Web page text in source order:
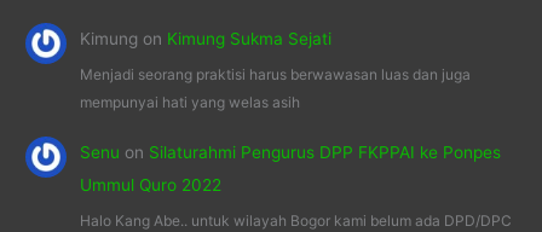
Kimung on Kimung Sukma Sejati
Menjadi seorang praktisi harus berwawasan luas dan juga
mempunyai hati yang welas asih
Senu on Silaturahmi Pengurus DPP FKPPAI ke Ponpes
Ummul Quro 2022
Halo Kang Abe.. untuk wilayah Bogor kami belum ada DPD/DPC